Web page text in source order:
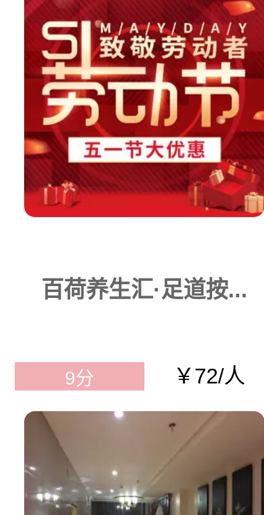
百荷养生汇·足道按...
9分 ￥72/人